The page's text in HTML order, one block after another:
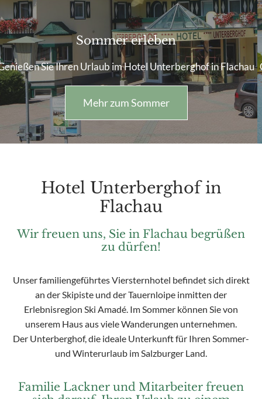
Traumurlaub erleben
Genießen Sie Ihren Urlaub im Hotel Unterberghof in Flachau
Weiterlesen
Hotel Unterberghof in
Flachau
Wir freuen uns, Sie in Flachau begrüßen
zu dürfen!
Unser familiengeführtes Viersternhotel befindet sich direkt
an der Skipiste und der Tauernloipe inmitten der
Erlebnisregion Ski Amadé. Im Sommer können Sie von
unserem Haus aus viele Wanderungen unternehmen.
Der Unterberghof, die ideale Unterkunft für Ihren Sommer-
und Winterurlaub im Salzburger Land.
Familie Lackner und Mitarbeiter freuen